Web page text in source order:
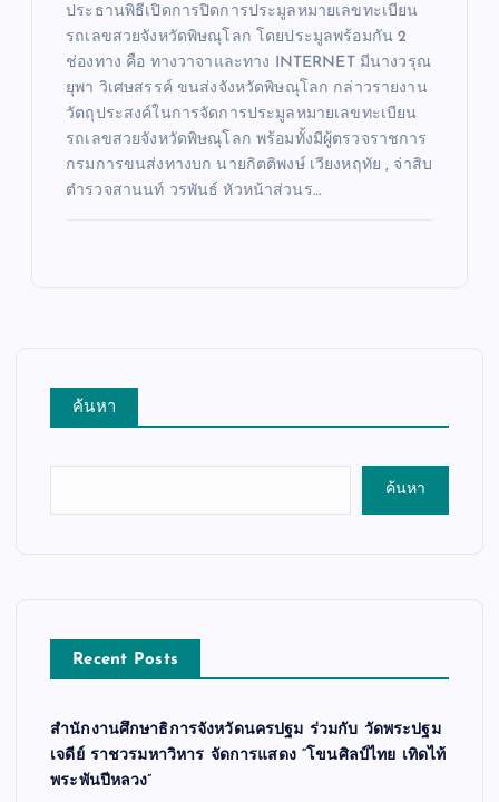
ประธานพิธีเปิดการปิดการประมูลหมายเลขทะเบียน
รถเลขสวยจังหวัดพิษณุโลก โดยประมูลพร้อมกัน 2
ช่องทาง คือ ทางวาจาและทาง INTERNET มีนางวรุณ
ยุพา วิเศษสรรค์ ขนส่งจังหวัดพิษณุโลก กล่าวรายงาน
วัตถุประสงค์ในการจัดการประมูลหมายเลขทะเบียน
รถเลขสวยจังหวัดพิษณุโลก พร้อมทั้งมีผู้ตรวจราชการ
กรมการขนส่งทางบก นายกิตติพงษ์ เวียงหฤทัย , จ่าสิบ
ตำรวจสานนท์ วรพันธ์ หัวหน้าส่วนร…
ค้นหา
ค้นหา
Recent Posts
สำนักงานศึกษาธิการจังหวัดนครปฐม ร่วมกับ วัดพระปฐม
เจดีย์ ราชวรมหาวิหาร จัดการแสดง “โขนศิลป์ไทย เทิดไท้
พระพันปีหลวง”